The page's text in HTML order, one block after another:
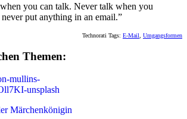
you can talk. Never talk when you
put anything in an email.”
Technorati Tags: E-Mail Umgangsformen
Themen:
Märchenkönigin